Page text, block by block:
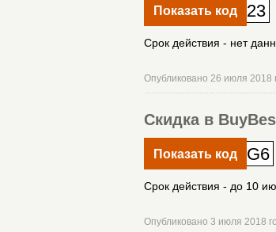
Показать код 23
Срок действия - нет
Опубликовано 26 июля 2018
Скидка в
Показать код G6
Срок действия - до 10
Опубликовано 3 июля 2018